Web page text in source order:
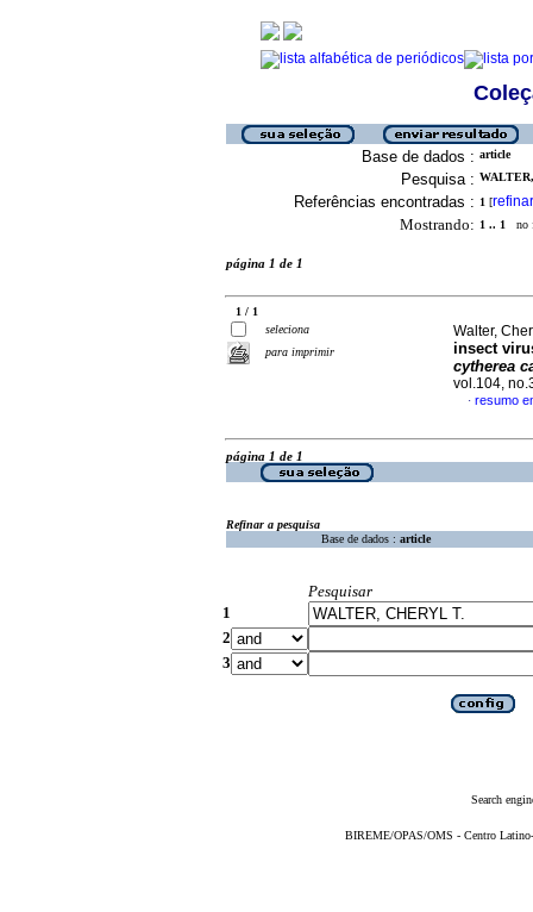
Base de dados : article
Pesquisa :
Referências encontradas : 1 [refinar
Mostrando: 1 .. 1 no
página 1 de 1
1 / 1
seleciona
para imprimir
Walter,
insect
cytherea
vol.104,
· resumo
página 1 de 1
Refinar a pesquisa
Base de dados : article
Pesquisar
1
2
3
Search
BIREME/OPAS/OMS - Centro Latino-